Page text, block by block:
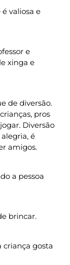
valiosa e
e
xinga e
de diversão.
pros
Diversão
é
amigos.
a pessoa
brincar.
criança gosta